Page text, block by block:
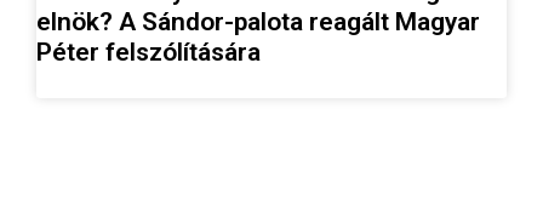
elnök? A Sándor-palota reagált Magyar
Péter felszólítására